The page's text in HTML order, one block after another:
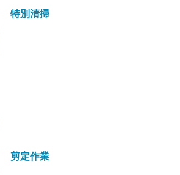
特別清掃
剪定作業